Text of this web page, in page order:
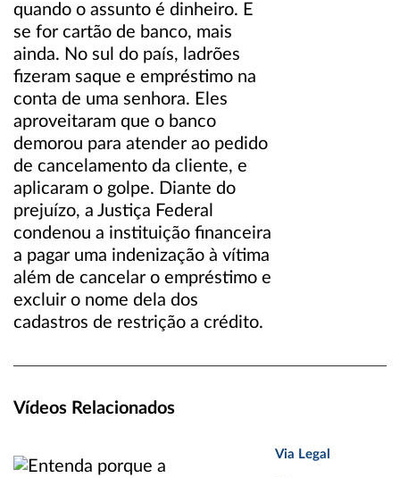
quando o assunto é dinheiro. E
se for cartão de banco, mais
ainda. No sul do país, ladrões
fizeram saque e empréstimo na
conta de uma senhora. Eles
aproveitaram que o banco
demorou para atender ao pedido
de cancelamento da cliente, e
aplicaram o golpe. Diante do
prejuízo, a Justiça Federal
condenou a instituição financeira
a pagar uma indenização à vítima
além de cancelar o empréstimo e
excluir o nome dela dos
cadastros de restrição a crédito.
Vídeos Relacionados
Via Legal